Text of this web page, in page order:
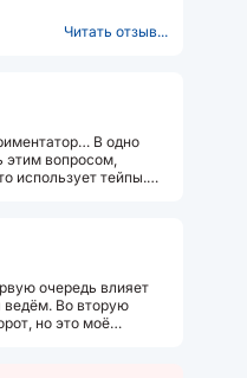
Читать отзыв...
В одно
этим вопросом,
использует тейпы.
очередь влияет
ведём. Во вторую
но это моё